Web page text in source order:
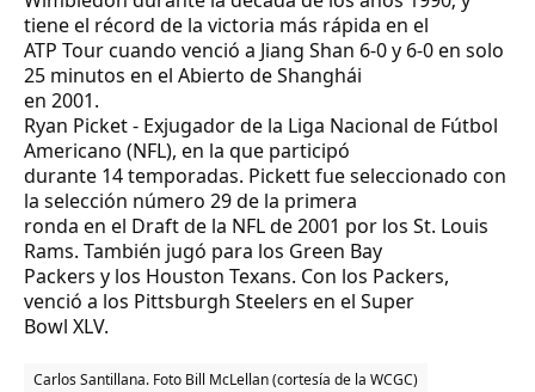
tiene el récord de la victoria más rápida en el
ATP Tour cuando venció a Jiang Shan 6-0 y 6-0 en solo
25 minutos en el Abierto de Shanghái
en 2001.
Ryan Picket- Exjugador de la Liga Nacional de Fútbol
Americano (NFL), en la que participó
durante 14 temporadas. Pickett fue seleccionado con
la selección número 29 de la primera
ronda en el Draft de la NFL de 2001 por los St. Louis
Rams. También jugó para los Green Bay
Packers y los Houston Texans. Con los Packers,
venció a los Pittsburgh Steelers en el Super
Bowl XLV.
Carlos Santillana. Foto Bill McLellan (cortesía de la WCGC)